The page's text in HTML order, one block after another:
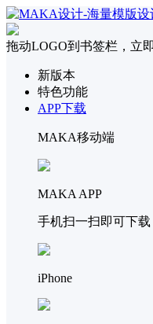
拖动LOGO到书签栏，立
新版本
特色功能
APP下载
MAKA移动端
MAKA APP
手机扫一扫即可下载
iPhone